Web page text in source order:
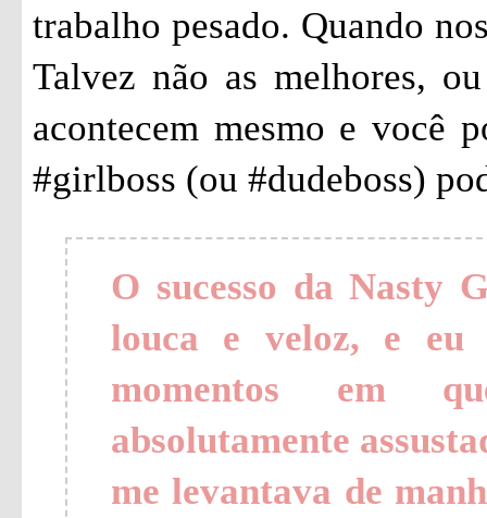
trabalho pesado. Quando
Talvez não as melhores,
acontecem mesmo e você
#girlboss (ou #dudeboss)
O sucesso da Nasty
louca e veloz, e eu
momentos em
absolutamente
me levantava de